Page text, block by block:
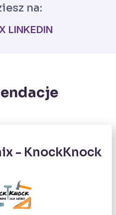
na:
LINKEDIN
- KnockKnock